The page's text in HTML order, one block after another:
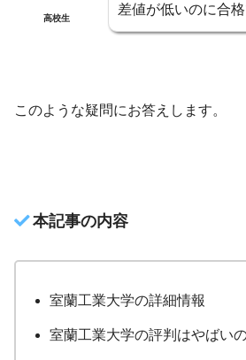
高校生
差値が低いのに合
このような疑問にお答えします。
本記事の内容
室蘭工業大学の詳細情報
室蘭工業大学の評判はやばい